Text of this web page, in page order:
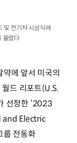
및 전기차 시상식에
올렸다
에 앞서 미국의
월드 리포트(U.S.
선정한 ‘2023
and Electric
룹 전동화